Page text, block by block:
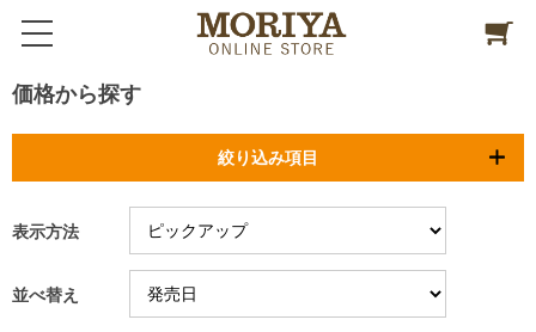
価格から探す
絞り込み項目
表示方法
並べ替え